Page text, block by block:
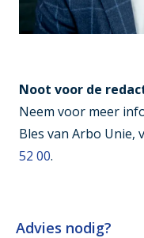
Noot voor de
Neem voor meer
Bles van Arbo Unie,
52 00.
Advies nodig?